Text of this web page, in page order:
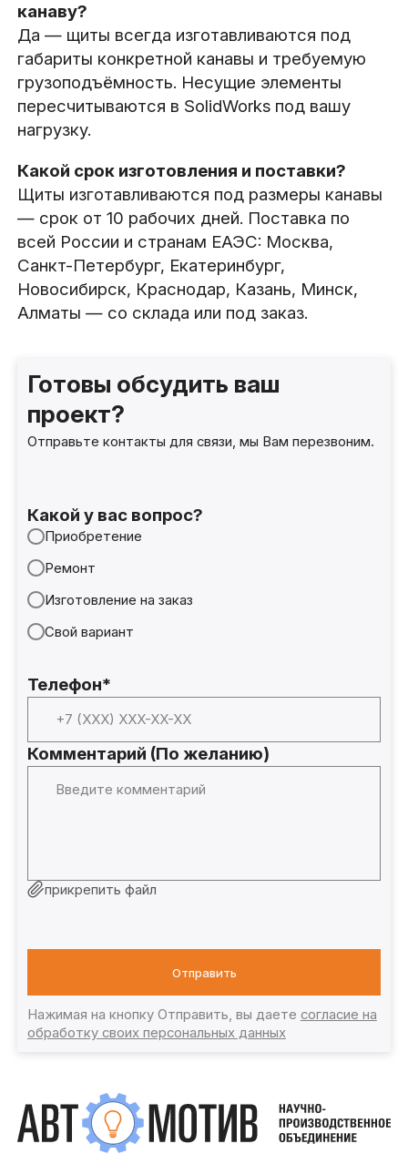
канаву?
Да — щиты всегда изготавливаются под
габариты конкретной канавы и требуемую
грузоподъёмность. Несущие элементы
пересчитываются в SolidWorks под вашу
нагрузку.
Какой срок изготовления и поставки?
Щиты изготавливаются под размеры канавы
— срок от 10 рабочих дней. Поставка по
всей России и странам ЕАЭС: Москва,
Санкт-Петербург, Екатеринбург,
Новосибирск, Краснодар, Казань, Минск,
Алматы — со склада или под заказ.
Готовы обсудить ваш
проект?
Отправьте контакты для связи, мы Вам перезвоним.
Какой у вас вопрос?
Приобретение
Ремонт
Изготовление на заказ
Свой вариант
Телефон*
Комментарий (По желанию)
прикрепить файл
Отправить
Нажимая на кнопку Отправить, вы даете согласие на
обработку своих персональных данных